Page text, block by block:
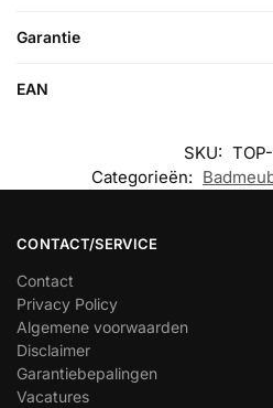
Garantie
EAN
SKU:
Categorieën:
CONTACT/SERVICE
Contact
Privacy Policy
Algemene voorwaarden
Disclaimer
Garantiebepalingen
Vacatures